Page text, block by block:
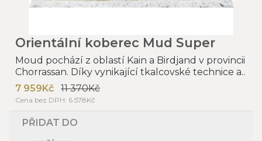
Orientální koberec Mud Super
Moud pochází z oblastí Kain a Birdjand v provincii
Chorrassan. Díky vynikající tkalcovské technice a..
7 959Kč
11 370Kč
Cena bez DPH: 6 578Kč
PŘIDAT DO